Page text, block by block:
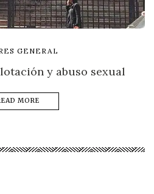
GENERAL
y abuso sexual
MORE